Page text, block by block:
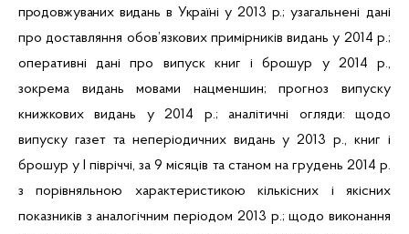
продовжуваних видань в Україні у 2013 р.;узагальнені дані
про доставляння обов’язкових примірників видань у 2014 р.;
оперативні дані про випуск книг і брошур у 2014 р.,
зокрема видань мовами нацменшин; прогноз випуску
книжкових видань у 2014 р.; аналітичні огляди: щодо
випуску газет та неперіодичних видань у 2013 р., книг і
брошур у І півріччі, за 9 місяців та станом на грудень 2014 р.
з порівняльною характеристикою кількісних і якісних
показників з аналогічним періодом 2013 р.; щодо виконання